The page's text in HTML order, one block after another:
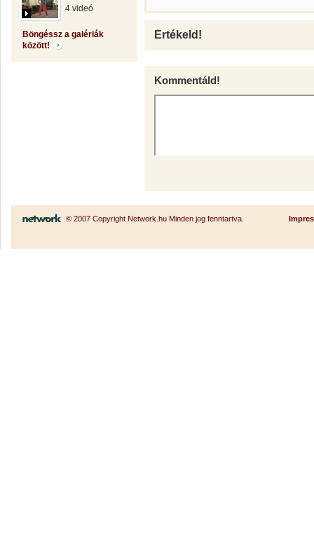
4 videó
Böngéssz a galériák
között!
Értékeld!
Kommentáld!
© 2007 Copyright Network.hu Minden jog fenntartva.